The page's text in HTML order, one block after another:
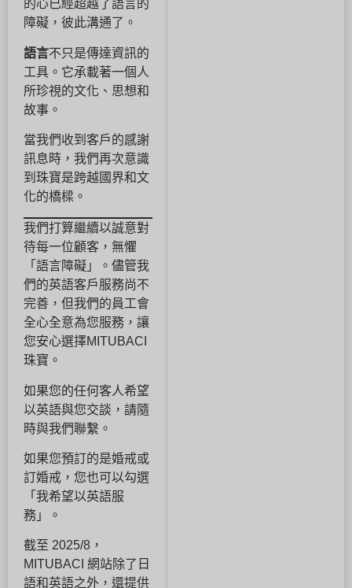
的心已經超越了語言的
障礙，彼此溝通了。
語言不只是傳達資訊的
工具。它承載著一個人
所珍視的文化、思想和
故事。
當我們收到客戶的感謝
訊息時，我們再次意識
到珠寶是跨越國界和文
化的橋樑。
我們打算繼續以誠意對
待每一位顧客，無懼
「語言障礙」。儘管我
們的英語客戶服務尚不
完善，但我們的員工會
全心全意為您服務，讓
您安心選擇MITUBACI
珠寶。
如果您的任何客人希望
以英語與您交談，請隨
時與我們聯繫。
如果您預訂的是婚戒或
訂婚戒，您也可以勾選
「我希望以英語服
務」。
截至 2025/8，
MITUBACI 網站除了日
語和英語之外，還提供